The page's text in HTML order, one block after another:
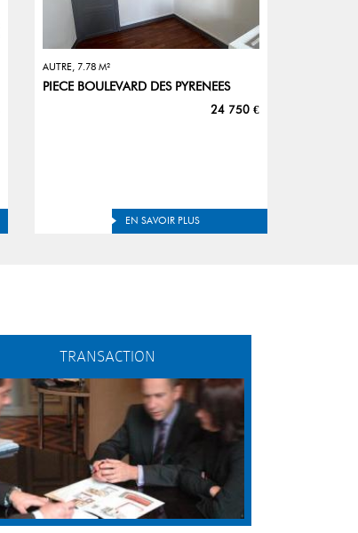
AUTRE, 7.78 M²
PIECE BOULEVARD DES PYRENEES
24 750 €
EN SAVOIR PLUS
TRANSACTION